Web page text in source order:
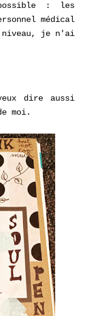
: les
médical
niveau, je n'ai
dire aussi
moi.